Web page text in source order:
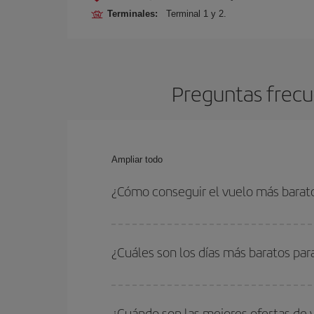
Terminales: Terminal 1 y 2.
Preguntas
Ampliar todo
¿Cómo conseguir el vuelo más
fechas y horarios de ida y vuelta.
¿Cuáles son los días más baratos
quieres ir y en qué fechas habías pensado